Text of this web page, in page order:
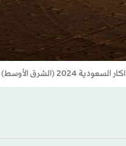
(الشرق الأوسط)